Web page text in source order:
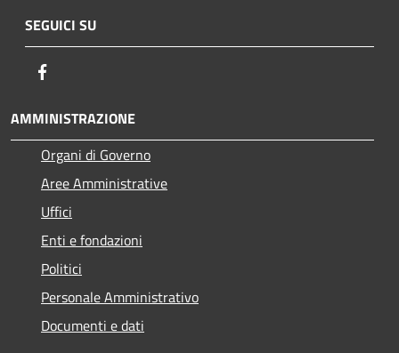
SEGUICI SU
AMMINISTRAZIONE
Organi di Governo
Aree Amministrative
Uffici
Enti e fondazioni
Politici
Personale Amministrativo
Documenti e dati